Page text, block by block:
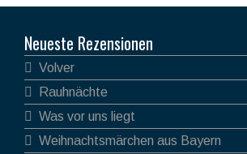
Neueste Rezensionen
Volver
Rauhnächte
Was vor uns liegt
Weihnachtsmärchen aus Bayern